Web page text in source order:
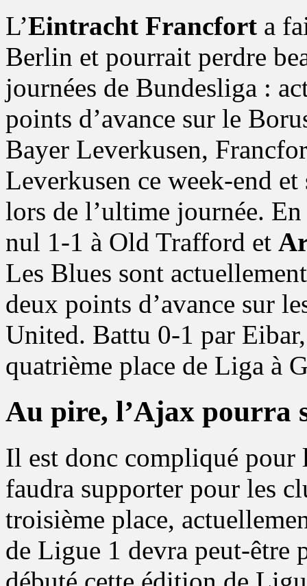
L’Eintracht Francfort a
Berlin et pourrait perdre
journées de Bundesliga :
points d’avance sur le
Bayer Leverkusen,
Leverkusen ce week-end
lors de l’ultime journée.
nul 1-1 à Old Trafford et
Les Blues sont
deux points d’avance sur
United. Battu 0-1 par
quatrième place de Liga à
Au pire, l’Ajax pourra
Il est donc compliqué
faudra supporter pour les
troisième place,
de Ligue 1 devra peut-être